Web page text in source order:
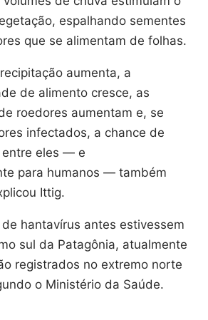
espalhando sementes
que se alimentam de folhas.
aumenta, a
de alimento cresce, as
roedores aumentam e, se
infectados, a chance de
entre eles — e
para humanos — também
Ittig.
hantavírus antes estivessem
sul da Patagônia, atualmente
registrados no extremo norte
o Ministério da Saúde.